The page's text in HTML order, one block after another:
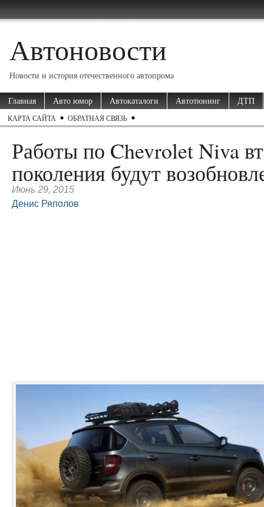
Автоновости
Новости и история отечественного автопрома
Главная Авто юмор Автокаталоги Автотюнинг ДТП
КАРТА САЙТА ОБРАТНАЯ СВЯЗЬ
Работы по Chevrolet Niva
поколения будут
Июнь 29, 2015
Денис Ряполов